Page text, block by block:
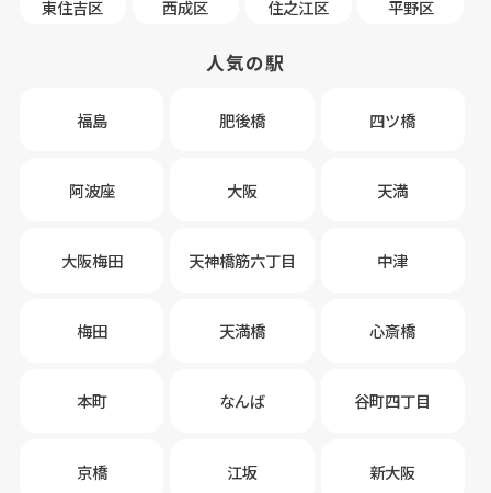
東住吉区
西成区 住之江区 平野区
人気の駅
福島 肥後橋 四ツ橋
阿波座 大阪 天満
大阪梅田 天神橋筋六丁目 中津
梅田 天満橋 心斎橋
本町 なんば 谷町四丁目
京橋 江坂 新大阪